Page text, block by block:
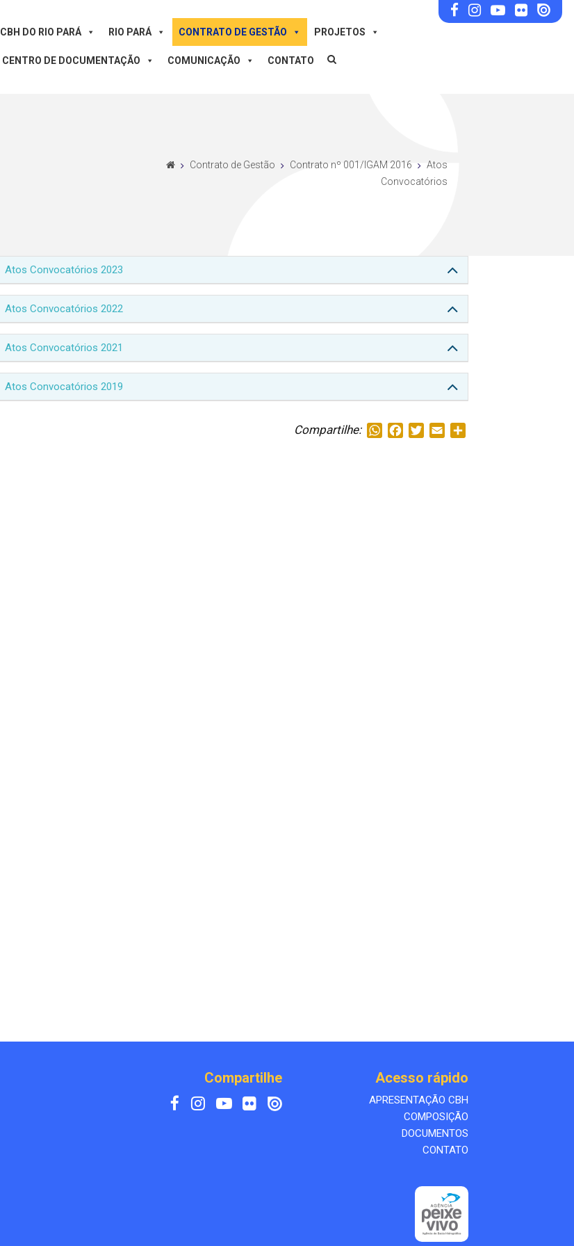
CBH DO RIO PARÁ RIO PARÁ CONTRATO DE GESTÃO PROJETOS
CENTRO DE DOCUMENTAÇÃO COMUNICAÇÃO CONTATO
Contrato de Gestão Contrato nº 001/IGAM 2016
Atos
Convocatórios
Atos Convocatórios 2023
Atos Convocatórios 2022
Atos Convocatórios 2021
Atos Convocatórios 2019
Compartilhe: WhatsApp
FacebookTwitterEmail
Compartilhe Acesso rápido
APRESENTAÇÃO CBH
COMPOSIÇÃO
DOCUMENTOS
CONTATO